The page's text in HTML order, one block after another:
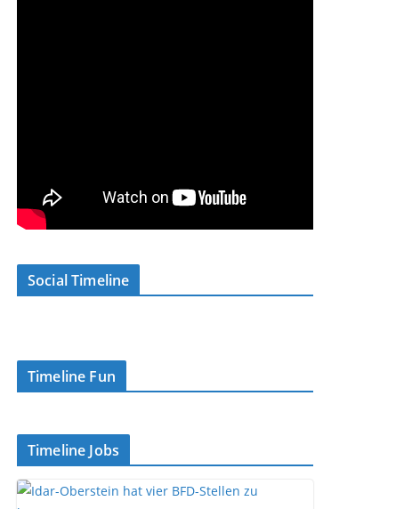
Social Timeline
Timeline Fun
Timeline Jobs